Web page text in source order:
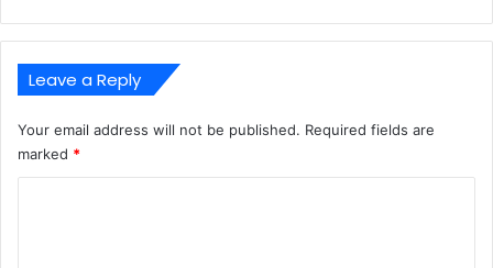
Leave a Reply
Your email address will not be published. Required fields are
marked *